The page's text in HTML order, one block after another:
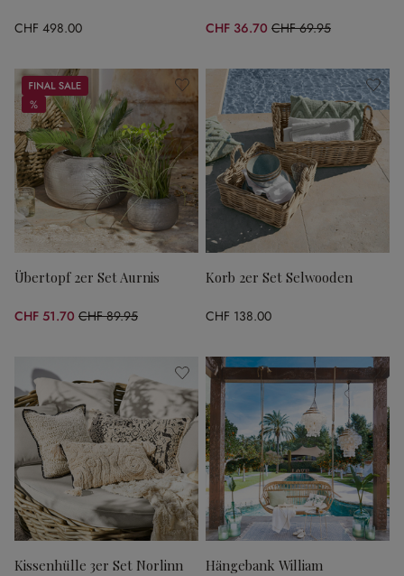
CHF 498.00 CHF 36.70 CHF 69.95
(47.53% gespart)
Sale
%
%
Übertopf 2er Set Aurnis
CHF 51.70 CHF 89.95
(42.52% gespart)
Korb 2er Set Selwooden
CHF 138.00
Kissenhülle 3er Set Norlinn Hängebank William